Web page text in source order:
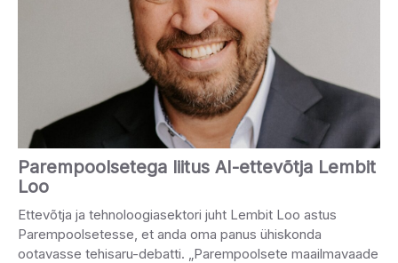
Parempoolsetega liitus AI-ettevõtja Lembit
Loo
Ettevõtja ja tehnoloogiasektori juht Lembit Loo astus
Parempoolsetesse, et anda oma panus ühiskonda
ootavasse tehisaru-debatti. „Parempoolsete maailmavaade